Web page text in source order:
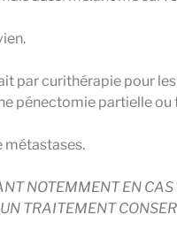
par curithérapie pour
pénectomie partielle
métastases.
NOTEMMENT EN CAS
TRAITEMENT